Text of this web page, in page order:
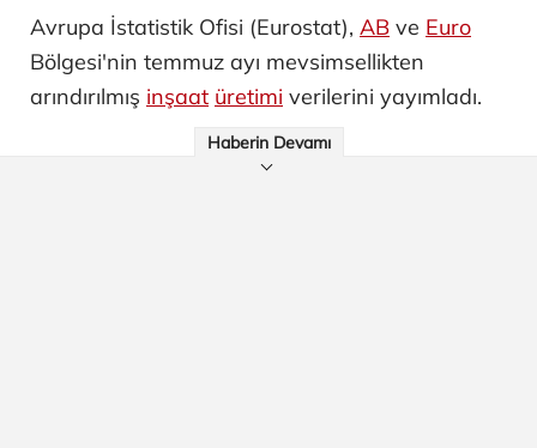
Avrupa İstatistik Ofisi (Eurostat), AB ve Euro
Bölgesi'nin temmuz ayı mevsimsellikten
arındırılmış inşaat üretimi verilerini yayımladı.
Haberin Devamı